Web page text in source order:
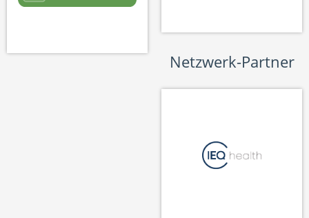
Netzwerk-Partner